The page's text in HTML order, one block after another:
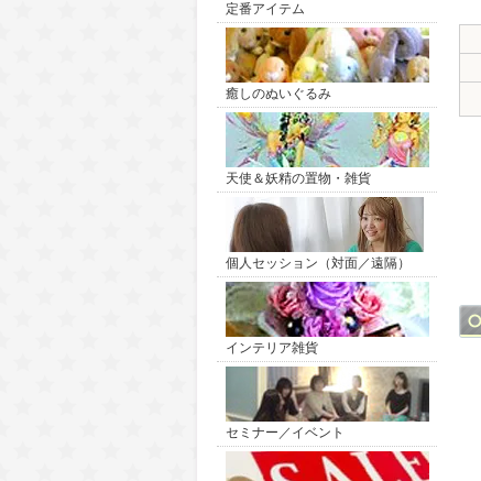
定番アイテム
癒しのぬいぐるみ
天使＆妖精の置物・雑貨
個人セッション（対面／遠隔）
インテリア雑貨
セミナー／イベント